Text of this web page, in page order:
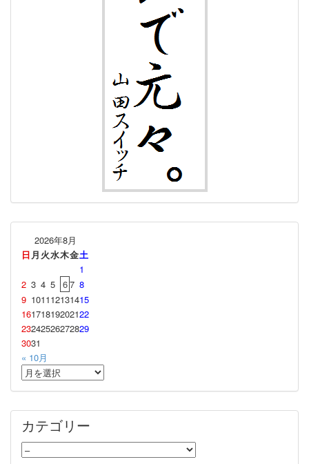
2026年8月
日 月 火水木金土
1
2 3 4 5 67 8
9 101112131415
16171819202122
23242526272829
3031
« 10月
カテゴリー